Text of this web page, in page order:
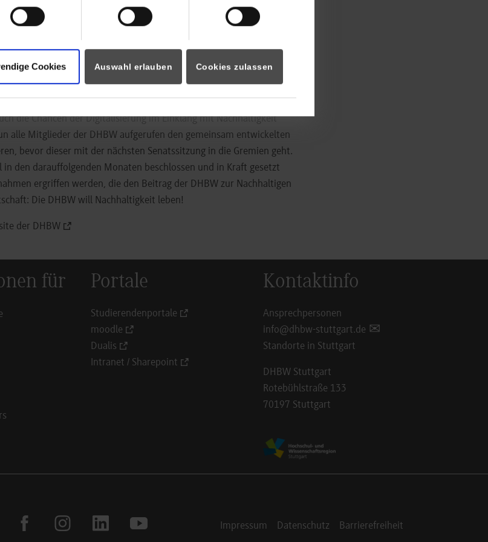
Cookies Auswahl erlauben Cookies zulassen
des Aufsichtsrats der DHBW Stefan Wolf sowie den
Aspekte der «Verantwortung für mehr Nachhaltigkeit in der
die Chancen der Digitalisierung im Einklang mit Nachhaltigkeit
alle Mitglieder der DHBW aufgerufen den gemeinsam entwickelten
bevor dieser mit der nächsten Senatssitzung in die Gremien geht.
den darauffolgenden Monaten beschlossen und in Kraft gesetzt
ergriffen werden, die den Beitrag der DHBW zur Nachhaltigen
Die DHBW will Nachhaltigkeit leben!
der DHBW
für Portale
Studierendenportale
moodle
Dualis
Intranet / Sharepoint
Kontaktinfo
Ansprechpersonen
info@dhbw-stuttgart.de
Standorte in Stuttgart
DHBW Stuttgart
Rotebühlstraße 133
70197 Stuttgart
facebook instagramlinkedin youtube Impressum Datenschutz Barrierefreiheit